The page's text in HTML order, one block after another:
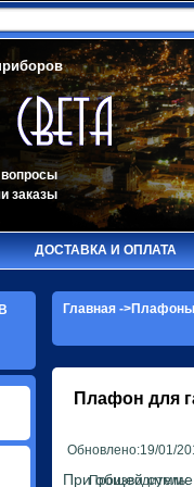
вопросы
заказы
ДОСТАВКА И ОПЛАТА
Главная ->Плафоны
Плафон для
Обновлено:19/01/
Производитель:
При общей сумме